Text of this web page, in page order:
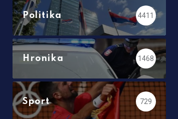
Politika 4411
Hronika 1468
Sport 729